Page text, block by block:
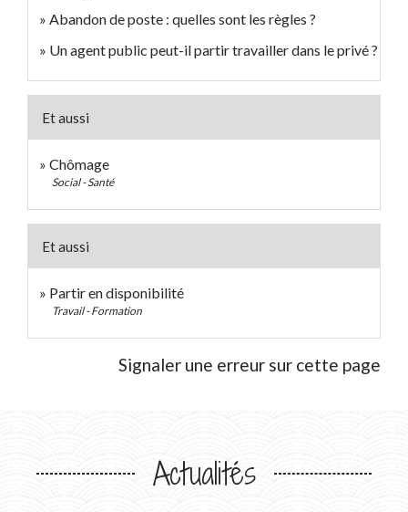
Abandon de poste : quelles sont les règles ?
Un agent public peut-il partir travailler dans le privé ?
Et aussi
Chômage
Social - Santé
Et aussi
Partir en disponibilité
Travail - Formation
Signaler une erreur sur cette page
Actualités